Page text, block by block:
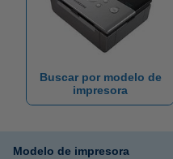
Buscar por modelo de
impresora
Modelo de impresora